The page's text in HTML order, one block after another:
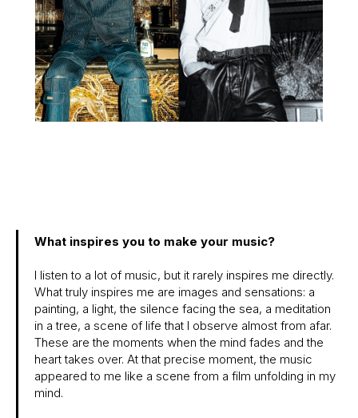
What inspires you to make your music?
I listen to a lot of music, but it rarely inspires me directly.
What truly inspires me are images and sensations: a
painting, a light, the silence facing the sea, a meditation
in a tree, a scene of life that I observe almost from afar.
These are the moments when the mind fades and the
heart takes over. At that precise moment, the music
appeared to me like a scene from a film unfolding in my
mind.